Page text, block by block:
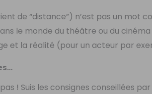
de “distance”) n’est pas un mot
le monde du théâtre ou du
et la réalité (pour un acteur par
! Suis les consignes conseillées